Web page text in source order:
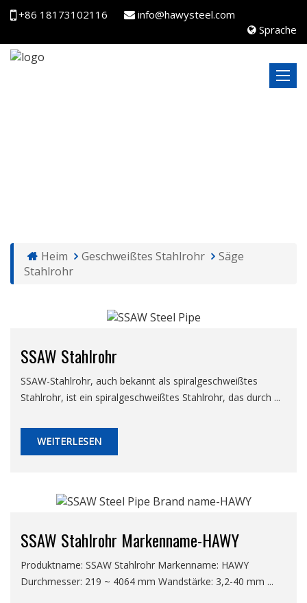
+86 18173102116
info@hawysteel.com
Sprache
Heim Geschweißtes Stahlrohr
Säge
Stahlrohr
SSAW Stahlrohr
SSAW-Stahlrohr, auch bekannt als spiralgeschweißtes
Stahlrohr, ist ein spiralgeschweißtes Stahlrohr, das durch ...
WEITERLESEN
SSAW Stahlrohr Markenname-HAWY
Produktname: SSAW Stahlrohr Markenname: HAWY
Durchmesser: 219 ~ 4064 mm Wandstärke: 3,2-40 mm ...